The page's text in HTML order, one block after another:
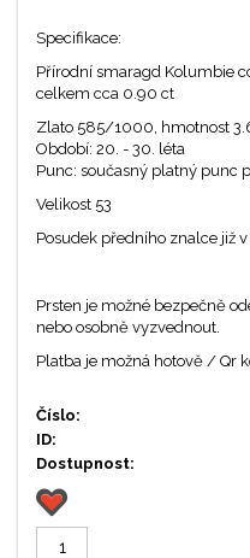
Specifikace:
Přírodní smaragd Kolumbie
celkem cca 0.90 ct
Zlato 585/1000, hmotnost
Období: 20. - 30. léta
Punc: současný platný punc
Velikost 53
Posudek předního znalce již
Prsten je možné bezpečně
nebo osobně vyzvednout.
Platba je možná hotově / Qr
Číslo:
ID:
Dostupnost: